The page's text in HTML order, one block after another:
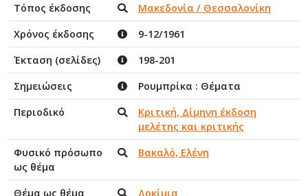
Τόπος έκδοσης
Μακεδονία / Θεσσαλονίκη
Χρόνος έκδοσης
9-12/1961
Έκταση (σελίδες)
198-201
Σημειώσεις
Ρουμπρίκα : Θέματα
Περιοδικό
Κριτική, Δίμηνη έκδοση
μελέτης και κριτικής
Φυσικό πρόσωπο
ως θέμα
Βακαλό, Ελένη
Θέμα ως θέμα
Δοκίμια